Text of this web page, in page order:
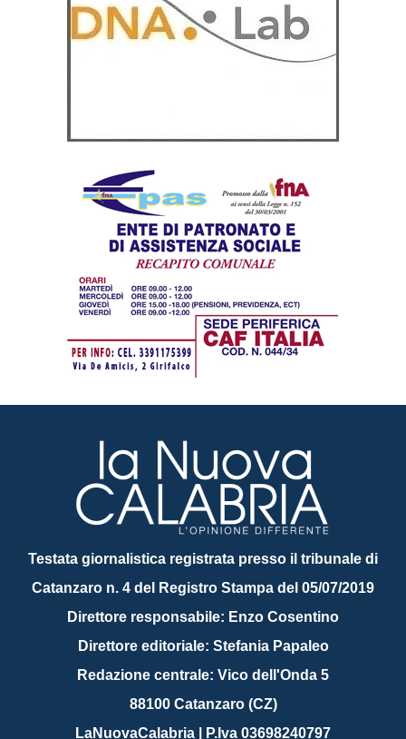
Testata giornalistica registrata presso il tribunale di
Catanzaro n. 4 del Registro Stampa del 05/07/2019
Direttore responsabile: Enzo Cosentino
Direttore editoriale: Stefania Papaleo
Redazione centrale: Vico dell'Onda 5
88100 Catanzaro (CZ)
LaNuovaCalabria | P.Iva 03698240797